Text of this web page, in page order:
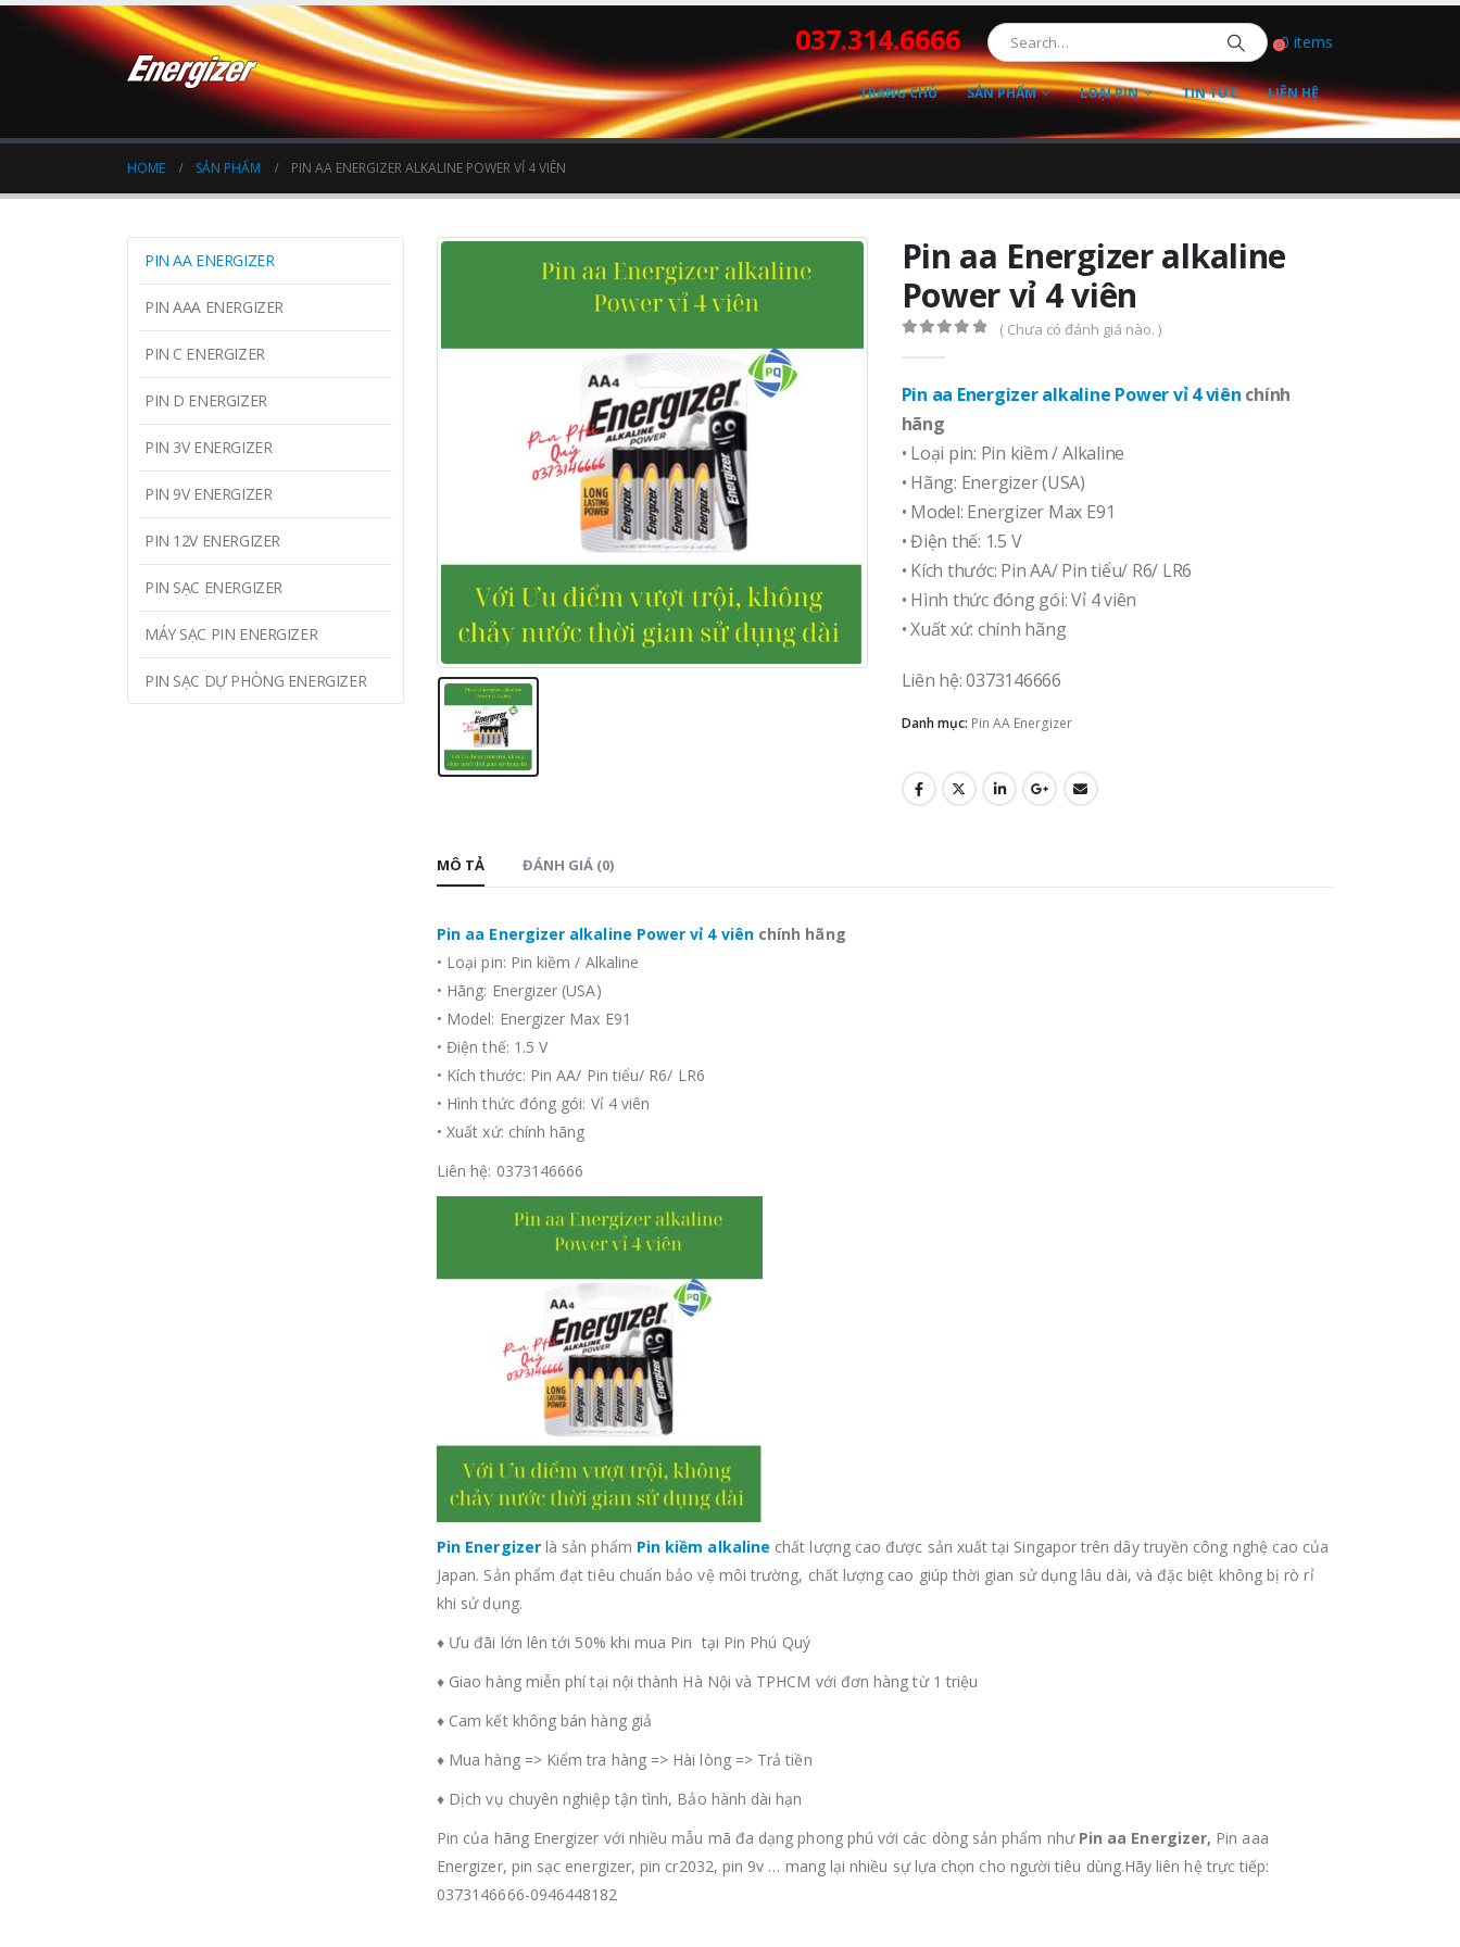
037.314.6666 00 items
TRANG CHỦ SẢN PHẨM LOẠI PIN TIN TỨC LIÊN HỆ
HOME SẢN PHẨM PIN AA ENERGIZER ALKALINE POWER VỈ 4 VIÊN
Pin aa Energizer alkaline
Power vỉ 4 viên
( Chưa có đánh giá nào. )
Pin aa Energizer alkaline Power vỉ 4 viên chính
hãng
• Loại pin: Pin kiềm / Alkaline
• Hãng: Energizer (USA)
• Model: Energizer Max E91
• Điện thế: 1.5 V
• Kích thước: Pin AA/ Pin tiểu/ R6/ LR6
• Hình thức đóng gói: Vỉ 4 viên
• Xuất xứ: chính hãng
Liên hệ: 0373146666
Danh mục: Pin AA Energizer
MÔ TẢ ĐÁNH GIÁ (0)
Pin aa Energizer alkaline Power vỉ 4 viênchính hãng
• Loại pin: Pin kiềm / Alkaline
• Hãng: Energizer (USA)
• Model: Energizer Max E91
• Điện thế: 1.5 V
• Kích thước: Pin AA/ Pin tiểu/ R6/ LR6
• Hình thức đóng gói: Vỉ 4 viên
• Xuất xứ: chính hãng
Liên hệ: 0373146666
Pin Energizerlà sản phẩm Pin kiềm alkaline chất lượng cao được sản xuất tại Singapor trên dây truyền công nghệ cao của
Japan. Sản phẩm đạt tiêu chuẩn bảo vệ môi trường, chất lượng cao giúp thời gian sử dụng lâu dài, và đặc biệt không bị rò rỉ
khi sử dụng.
♦ Ưu đãi lớn lên tới 50% khi mua Pin tại Pin Phú Quý
♦​ Giao hàng miễn phí tại nội thành Hà Nội và TPHCM với đơn hàng từ 1 triệu
♦​ Cam kết không bán hàng giả
♦​ Mua hàng => Kiểm tra hàng => Hài lòng => Trả tiền
♦​ Dịch vụ chuyên nghiệp tận tình, Bảo hành dài hạn
Pin của hãng Energizer với nhiều mẫu mã đa dạng phong phú với các dòng sản phẩm như Pin aa Energizer, Pin aaa
Energizer, pin sạc energizer, pin cr2032, pin 9v … mang lại nhiều sự lựa chọn cho người tiêu dùng.Hãy liên hệ trực tiếp:
0373146666-0946448182
PIN AA ENERGIZER
PIN AAA ENERGIZER
PIN C ENERGIZER
PIN D ENERGIZER
PIN 3V ENERGIZER
PIN 9V ENERGIZER
PIN 12V ENERGIZER
PIN SẠC ENERGIZER
MÁY SẠC PIN ENERGIZER
PIN SẠC DỰ PHÒNG ENERGIZER